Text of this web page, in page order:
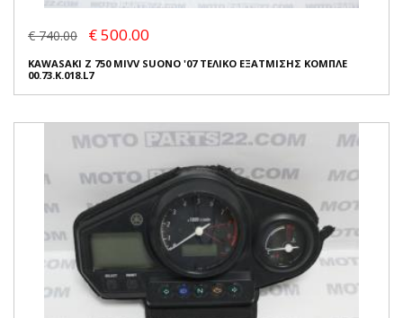
€ 740.00 € 500.00
KAWASAKI Z 750 MIVV SUONO '07 ΤΕΛΙΚΟ ΕΞΑΤΜΙΣΗΣ ΚΟΜΠΛΕ
00.73.K.018.L7